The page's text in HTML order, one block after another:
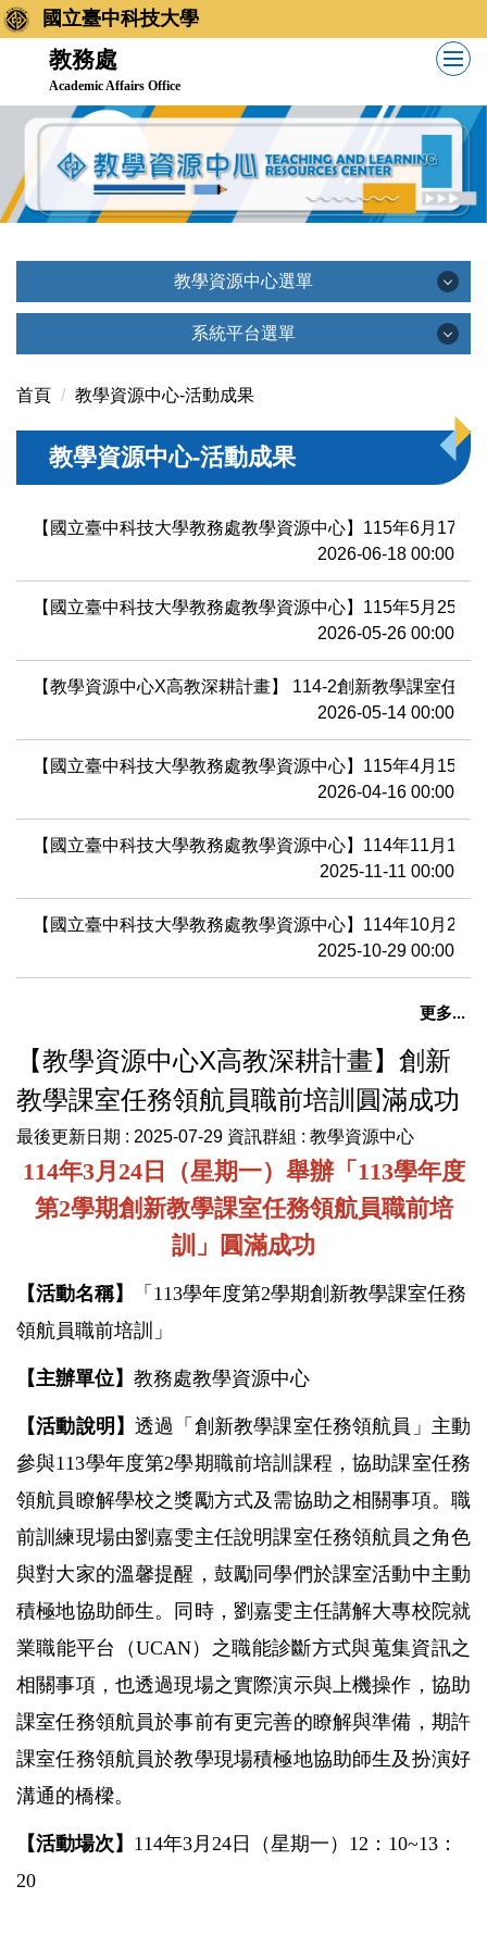
國立臺中科技大學
教務處
Academic Affairs Office
教學資源中心選單
教學資源中心選單
教學資源中心簡介
相關法規
業務執掌
常見問題
最新消息
系統平台選單
系統平台選單
創新教學平台(TronClass)
教務處線上印件系統(日間部)
首頁 教學資源中心-活動成果
教學資源中心-活動成果
【國立臺中科技大學教務處教學資源中心】115年6月17
2026-06-18 00:00
【國立臺中科技大學教務處教學資源中心】115年5月25
2026-05-26 00:00
【教學資源中心X高教深耕計畫】 114-2創新教學課室任務
2026-05-14 00:00
【國立臺中科技大學教務處教學資源中心】115年4月15日
2026-04-16 00:00
【國立臺中科技大學教務處教學資源中心】114年11月10
2025-11-11 00:00
【國立臺中科技大學教務處教學資源中心】114年10月21
2025-10-29 00:00
更多...
【教學資源中心X高教深耕計畫】創新
教學課室任務領航員職前培訓圓滿成功
最後更新日期 : 2025-07-29 資訊群組 : 教學資源中心
114年3月 24日（星期一）舉辦「 113學年度
第2學期創新教學課室任務領航員職前培
訓」圓滿成功
【活動名稱】 「 113學年度第2學期創新教學課室任務
領航員職前培訓」
【主辦單位】 教務處教學資源中心
【活動說明】透過「 創新教學課室任務領航員 」主動
參與113學年度第2學期職前培訓課程，協助課室任務
領航員瞭解學校之獎勵方式及需協助之相關事項。職
前訓練現場由劉嘉雯主任說明課室任務領航員 之角色
與對大家的溫馨提醒，鼓勵同學們於課室活動中主動
積極地協助師生。同時，劉嘉雯主任講解大專校院就
業職能平台（UCAN）之職能診斷方式與蒐集資訊之
相關事項，也透過現場之實際演示與上機操作，協助
課室任務領航員於事前有更完善的瞭解與準備，期許
課室任務領航員於教學現場積極地協助師生及扮演好
溝通的橋樑。
【活動場次】 114年3 月 24日（星期一） 12 ： 10~13 ：
20